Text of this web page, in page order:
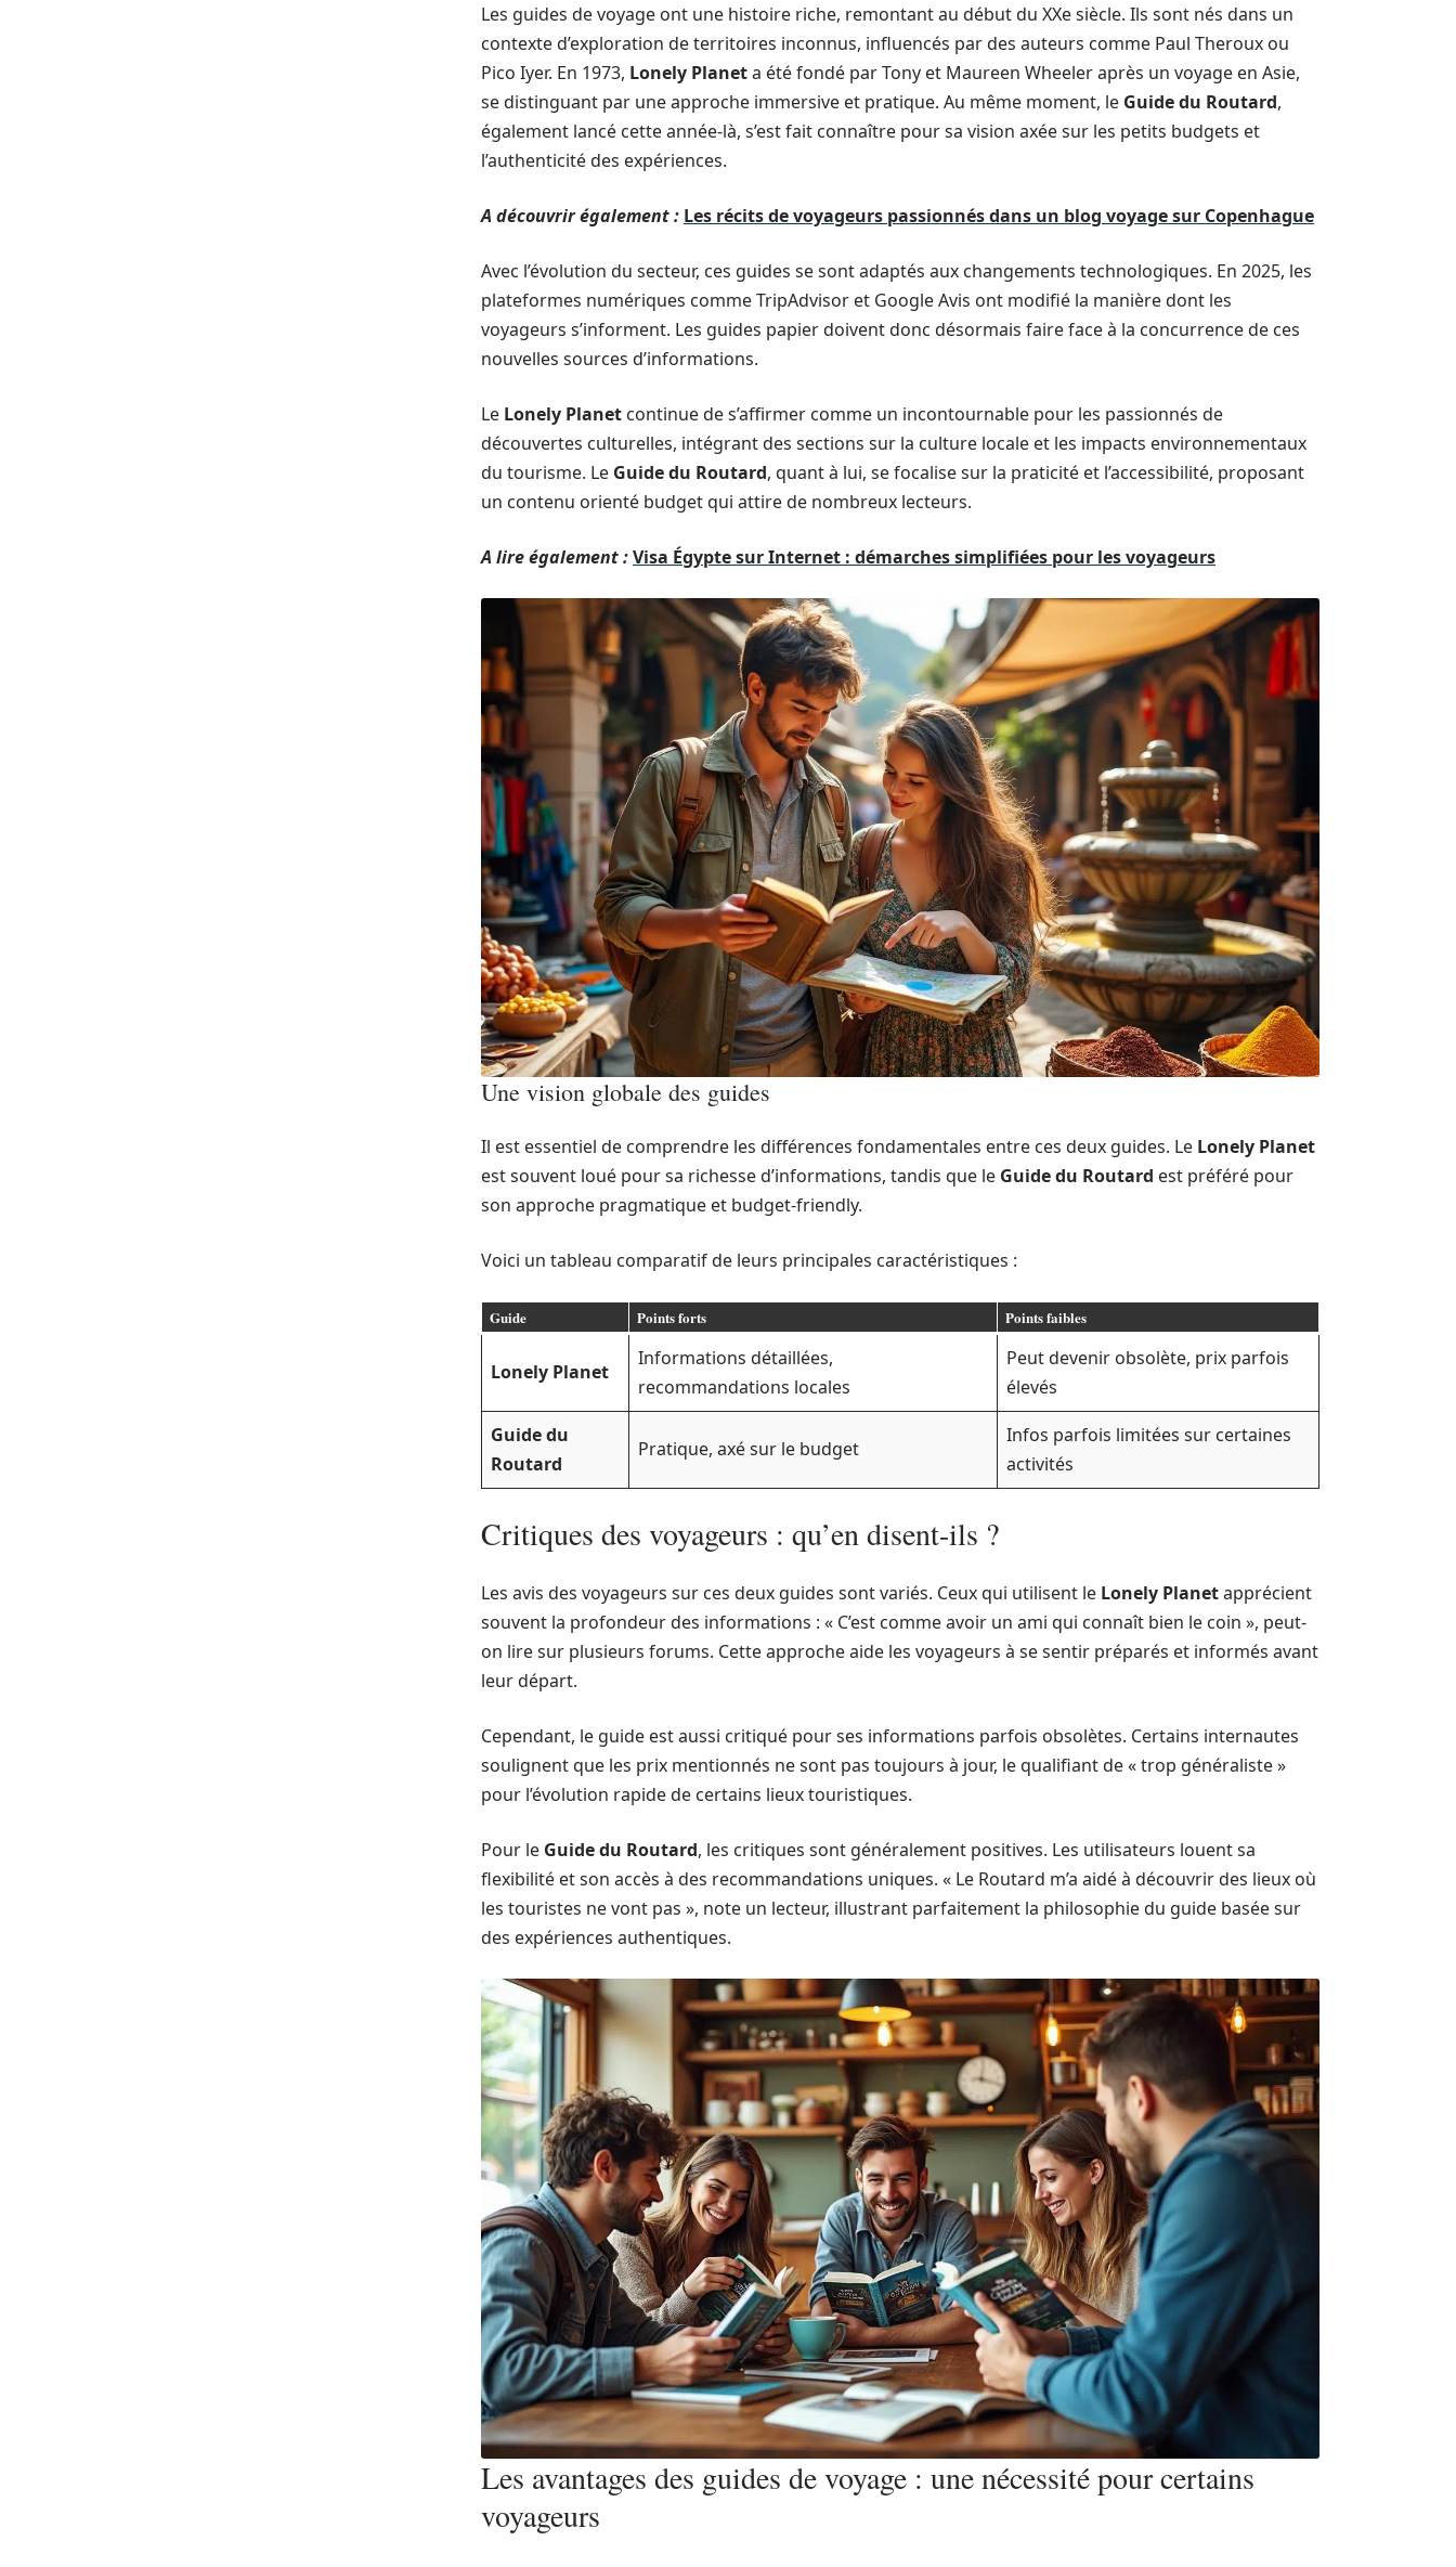
Les guides de voyage ont une histoire riche, remontant au début du XXe siècle. Ils sont nés dans un
contexte d’exploration de territoires inconnus, influencés par des auteurs comme Paul Theroux ou
Pico Iyer. En 1973, Lonely Planeta été fondé par Tony et Maureen Wheeler après un voyage en Asie,
se distinguant par une approche immersive et pratique. Au même moment, le Guide du Routard,
également lancé cette année-là, s’est fait connaître pour sa vision axée sur les petits budgets et
l’authenticité des expériences.
A découvrir également : Les récits de voyageurs passionnés dans un blog voyage sur Copenhague
Avec l’évolution du secteur, ces guides se sont adaptés aux changements technologiques. En 2025, les
plateformes numériques comme TripAdvisor et Google Avis ont modifié la manière dont les
voyageurs s’informent. Les guides papier doivent donc désormais faire face à la concurrence de ces
nouvelles sources d’informations.
Le Lonely Planet continue de s’affirmer comme un incontournable pour les passionnés de
découvertes culturelles, intégrant des sections sur la culture locale et les impacts environnementaux
du tourisme. Le Guide du Routard, quant à lui, se focalise sur la praticité et l’accessibilité, proposant
un contenu orienté budget qui attire de nombreux lecteurs.
A lire également :Visa Égypte sur Internet : démarches simplifiées pour les voyageurs
Une vision globale des guides
Il est essentiel de comprendre les différences fondamentales entre ces deux guides. Le Lonely Planet
est souvent loué pour sa richesse d’informations, tandis que le Guide du Routard est préféré pour
son approche pragmatique et budget-friendly.
Voici un tableau comparatif de leurs principales caractéristiques :
Guide Points forts Points faibles
Lonely Planet
Informations détaillées,
recommandations locales
Peut devenir obsolète, prix parfois
élevés
Guide du
Routard
Pratique, axé sur le budget
Infos parfois limitées sur certaines
activités
Critiques des voyageurs : qu’en disent-ils ?
Les avis des voyageurs sur ces deux guides sont variés. Ceux qui utilisent le Lonely Planetapprécient
souvent la profondeur des informations : « C’est comme avoir un ami qui connaît bien le coin », peut-
on lire sur plusieurs forums. Cette approche aide les voyageurs à se sentir préparés et informés avant
leur départ.
Cependant, le guide est aussi critiqué pour ses informations parfois obsolètes. Certains internautes
soulignent que les prix mentionnés ne sont pas toujours à jour, le qualifiant de « trop généraliste »
pour l’évolution rapide de certains lieux touristiques.
Pour le Guide du Routard, les critiques sont généralement positives. Les utilisateurs louent sa
flexibilité et son accès à des recommandations uniques. « Le Routard m’a aidé à découvrir des lieux où
les touristes ne vont pas », note un lecteur, illustrant parfaitement la philosophie du guide basée sur
des expériences authentiques.
Les avantages des guides de voyage : une nécessité pour certains
voyageurs